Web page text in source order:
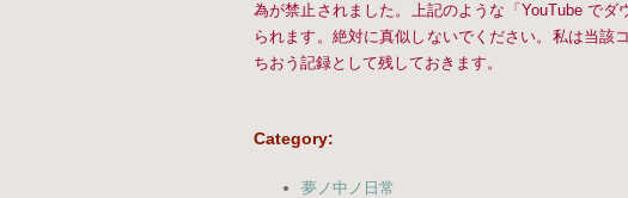
為が禁止されました。上記のような「YouTube で
られます。絶対に真似しないでください。私は当該
ちおう記録として残しておきます。
Category:
夢ノ中ノ日常